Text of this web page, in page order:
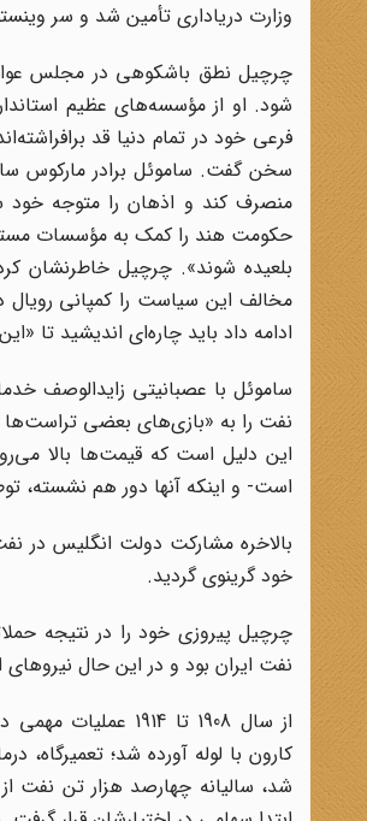
وزارت دریاداری تأمین شد و سر
چرچیل نطق باشکوهی در مجلس عوام
شود. او از مؤسسه‌های عظیم
فرعی خود در تمام دنیا قد
سخن گفت. ساموئل برادر مارکوس
منصرف کند و اذهان را متوجه خود
حکومت هند را کمک به مؤسسات
بلعیده شوند». چرچیل خاطرنشان
مخالف این سیاست را کمپانی
ادامه داد باید چاره‌ای اندیشید تا
ساموئل با عصبانیتی زاید‌الوصف
نفت را به «بازی‌های بعضی تراست‌ها
این دلیل است که قیمت‌ها بالا
است- و اینکه آنها دور هم نشسته،
خود گرینوی گردید.
چرچیل پیروزی خود را در نتیجه
نفت ایران بود و در این حال
از سال 1908 تا
کارون با لوله آورده شد؛
شد، سالیانه چهارصد هزار تن نفت